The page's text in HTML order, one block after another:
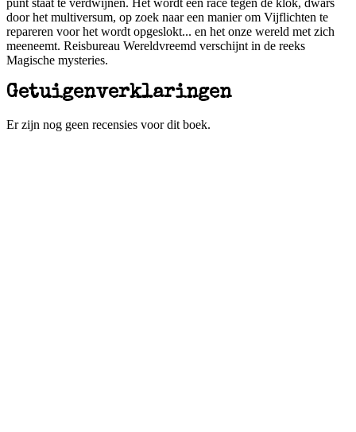
door het multiversum, op zoek naar een manier om Vijflichten te
repareren voor het wordt opgeslokt... en het onze wereld met zich
meeneemt. Reisbureau Wereldvreemd verschijnt in de reeks
Magische mysteries.
Getuigenverklaringen
Er zijn nog geen recensies voor dit boek.